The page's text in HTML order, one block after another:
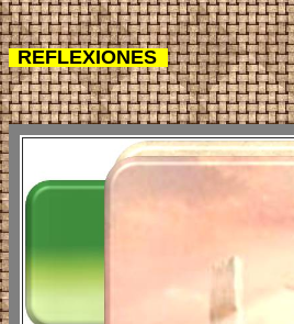
REFLEXIONES